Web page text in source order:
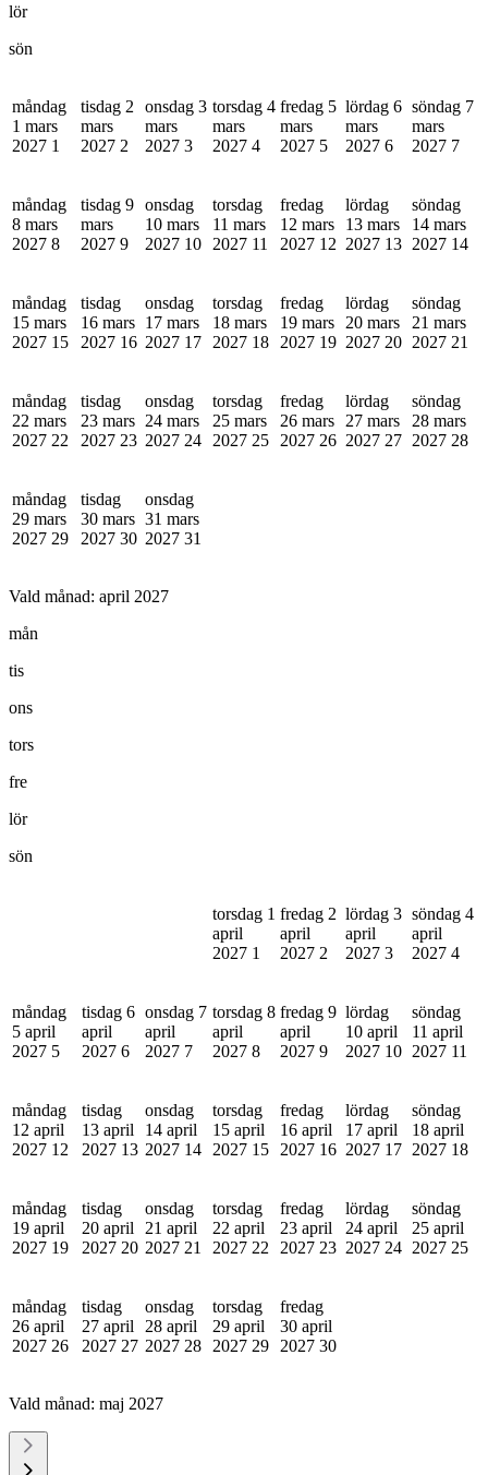
lör
sön
måndag
1 mars
2027 1
tisdag 2
mars
2027 2
onsdag 3
mars
2027 3
torsdag 4
mars
2027 4
fredag 5
mars
2027 5
lördag 6
mars
2027 6
söndag 7
mars
2027 7
måndag
8 mars
2027 8
tisdag 9
mars
2027 9
onsdag
10 mars
2027 10
torsdag
11 mars
2027 11
fredag
12 mars
2027 12
lördag
13 mars
2027 13
söndag
14 mars
2027 14
måndag
15 mars
2027 15
tisdag
16 mars
2027 16
onsdag
17 mars
2027 17
torsdag
18 mars
2027 18
fredag
19 mars
2027 19
lördag
20 mars
2027 20
söndag
21 mars
2027 21
måndag
22 mars
2027 22
tisdag
23 mars
2027 23
onsdag
24 mars
2027 24
torsdag
25 mars
2027 25
fredag
26 mars
2027 26
lördag
27 mars
2027 27
söndag
28 mars
2027 28
måndag
29 mars
2027 29
tisdag
30 mars
2027 30
onsdag
31 mars
2027 31
Vald månad: april 2027
mån
tis
ons
tors
fre
lör
sön
torsdag 1
april
2027 1
fredag 2
april
2027 2
lördag 3
april
2027 3
söndag 4
april
2027 4
måndag
5 april
2027 5
tisdag 6
april
2027 6
onsdag 7
april
2027 7
torsdag 8
april
2027 8
fredag 9
april
2027 9
lördag
10 april
2027 10
söndag
11 april
2027 11
måndag
12 april
2027 12
tisdag
13 april
2027 13
onsdag
14 april
2027 14
torsdag
15 april
2027 15
fredag
16 april
2027 16
lördag
17 april
2027 17
söndag
18 april
2027 18
måndag
19 april
2027 19
tisdag
20 april
2027 20
onsdag
21 april
2027 21
torsdag
22 april
2027 22
fredag
23 april
2027 23
lördag
24 april
2027 24
söndag
25 april
2027 25
måndag
26 april
2027 26
tisdag
27 april
2027 27
onsdag
28 april
2027 28
torsdag
29 april
2027 29
fredag
30 april
2027 30
Vald månad: maj 2027